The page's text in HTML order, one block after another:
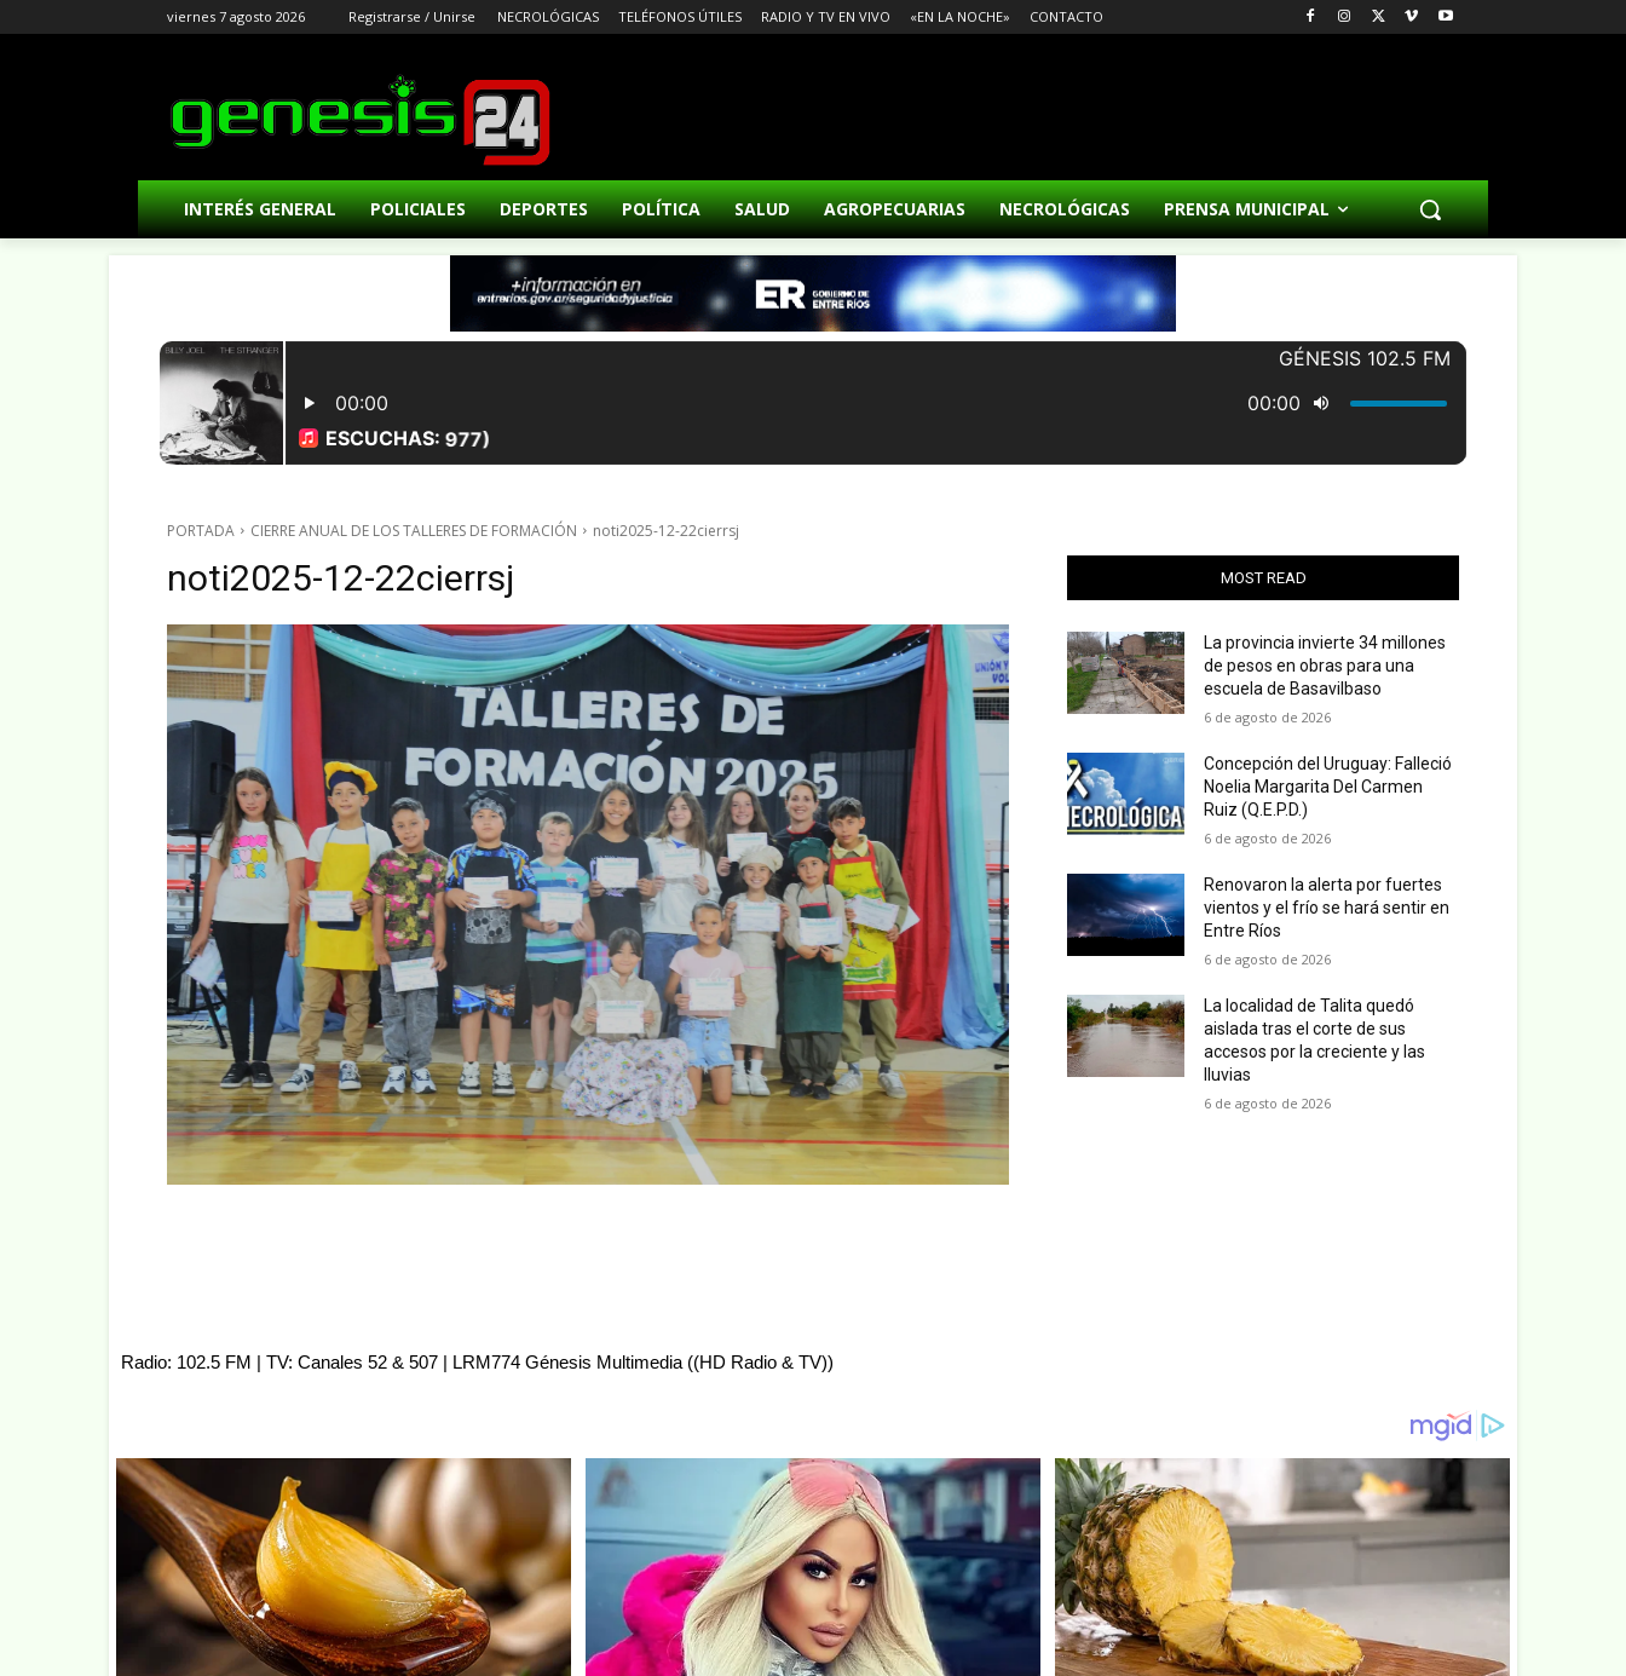
viernes 7 agosto 2026 Registrarse / Unirse NECROLÓGICAS TELÉFONOS ÚTILES RADIO Y TV EN VIVO «EN LA NOCHE» CONTACTO
INTERÉS GENERAL POLICIALES DEPORTES POLÍTICA SALUD AGROPECUARIAS NECROLÓGICAS PRENSA MUNICIPAL
PORTADA CIERRE ANUAL DE LOS TALLERES DE FORMACIÓN noti2025-12-22cierrsj
noti2025-12-22cierrsj MOST READ
La provincia invierte 34 millones
de pesos en obras para una
escuela de Basavilbaso
6 de agosto de 2026
Concepción del Uruguay: Falleció
Noelia Margarita Del Carmen
Ruiz (Q.E.P.D.)
6 de agosto de 2026
Renovaron la alerta por fuertes
vientos y el frío se hará sentir en
Entre Ríos
6 de agosto de 2026
La localidad de Talita quedó
aislada tras el corte de sus
accesos por la creciente y las
lluvias
6 de agosto de 2026
Radio: 102.5 FM | TV: Canales 52 & 507 | LRM774 Génesis Multimedia ((HD Radio & TV))